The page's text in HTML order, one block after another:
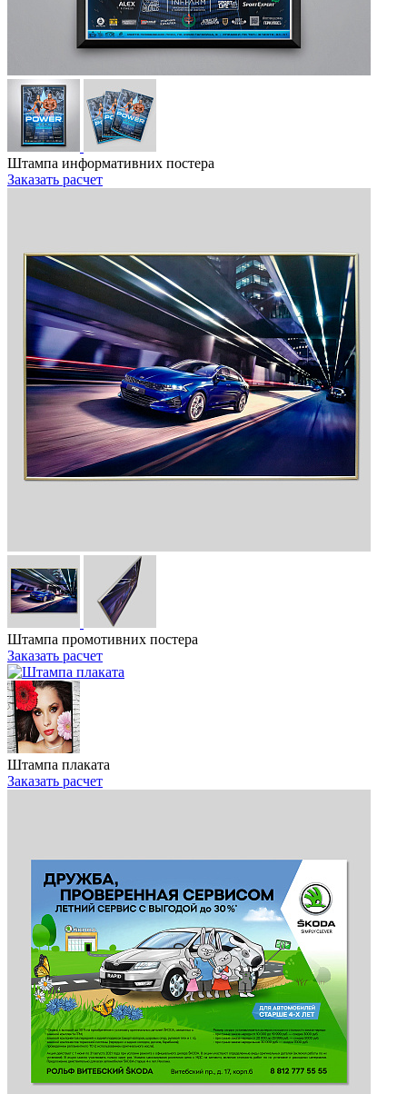
Штампа информативних постера
Заказать расчет
Штампа промотивних постера
Заказать расчет
Штампа плаката
Заказать расчет